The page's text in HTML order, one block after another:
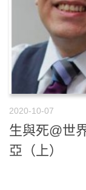
2020-10-07
生與死@世
亞（上）